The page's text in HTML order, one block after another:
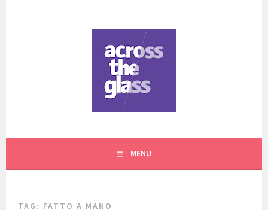
ACROSS THE GLASS
MENU
TAG: FATTO A MANO